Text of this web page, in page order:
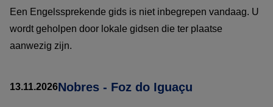
Een Engelssprekende gids is niet inbegrepen vandaag. U
wordt geholpen door lokale gidsen die ter plaatse
aanwezig zijn.
13.11.2026Nobres - Foz do Iguaçu